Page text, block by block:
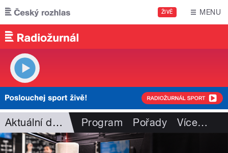
Přejít k hlavnímu obsahu
ŽIVĚ MENU
Aktuální dění Program Pořady Více…